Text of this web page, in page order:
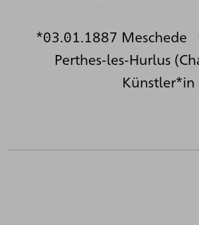
*03.01.1887 Meschede
Perthes-les-Hurlus
Künstler*in